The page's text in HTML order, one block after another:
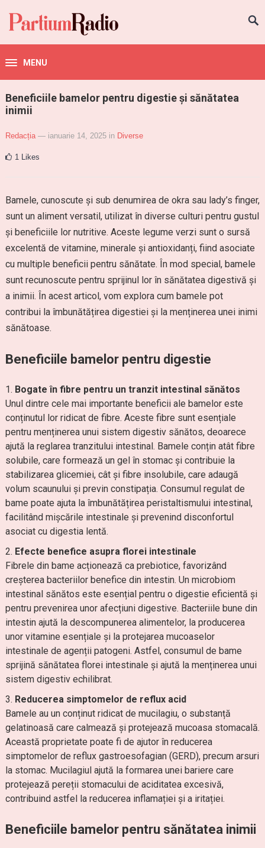
MENU
Beneficiile bamelor pentru digestie și sănătatea
inimii
Redacția — ianuarie 14, 2025 in Diverse
1 Likes
Bamele, cunoscute și sub denumirea de okra sau lady’s finger,
sunt un aliment versatil, utilizat în diverse culturi pentru gustul
și beneficiile lor nutritive. Aceste legume verzi sunt o sursă
excelentă de vitamine, minerale și antioxidanți, fiind asociate
cu multiple beneficii pentru sănătate. În mod special, bamele
sunt recunoscute pentru sprijinul lor în sănătatea digestivă și
a inimii. În acest articol, vom explora cum bamele pot
contribui la îmbunătățirea digestiei și la menținerea unei inimi
sănătoase.
Beneficiile bamelor pentru digestie
Bogate în fibre pentru un tranzit intestinal sănătos
Unul dintre cele mai importante beneficii ale bamelor este
conținutul lor ridicat de fibre. Aceste fibre sunt esențiale
pentru menținerea unui sistem digestiv sănătos, deoarece
ajută la reglarea tranzitului intestinal. Bamele conțin atât fibre
solubile, care formează un gel în stomac și contribuie la
stabilizarea glicemiei, cât și fibre insolubile, care adaugă
volum scaunului și previn constipația. Consumul regulat de
bame poate ajuta la îmbunătățirea peristaltismului intestinal,
facilitând mișcările intestinale și prevenind disconfortul
asociat cu digestia lentă.
Efecte benefice asupra florei intestinale
Fibrele din bame acționează ca prebiotice, favorizând
creșterea bacteriilor benefice din intestin. Un microbiom
intestinal sănătos este esențial pentru o digestie eficientă și
pentru prevenirea unor afecțiuni digestive. Bacteriile bune din
intestin ajută la descompunerea alimentelor, la producerea
unor vitamine esențiale și la protejarea mucoaselor
intestinale de agenții patogeni. Astfel, consumul de bame
sprijină sănătatea florei intestinale și ajută la menținerea unui
sistem digestiv echilibrat.
Reducerea simptomelor de reflux acid
Bamele au un conținut ridicat de mucilagiu, o substanță
gelatinoasă care calmează și protejează mucoasa stomacală.
Această proprietate poate fi de ajutor în reducerea
simptomelor de reflux gastroesofagian (GERD), precum arsuri
la stomac. Mucilagiul ajută la formarea unei bariere care
protejează pereții stomacului de aciditatea excesivă,
contribuind astfel la reducerea inflamației și a iritației.
Beneficiile bamelor pentru sănătatea inimii